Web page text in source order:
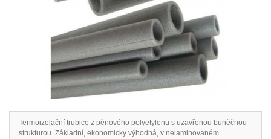
Termoizolační trubice z pěnového polyetylenu s uzavřenou buněčnou
strukturou. Základní, ekonomicky výhodná, v nelaminovaném